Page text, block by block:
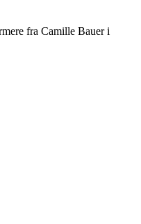
fra Camille Bauer i